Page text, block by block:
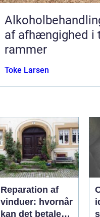
af afhængighed i
rammer
Toke Larsen
Reparation af
vinduer: hvornår
kan det betale